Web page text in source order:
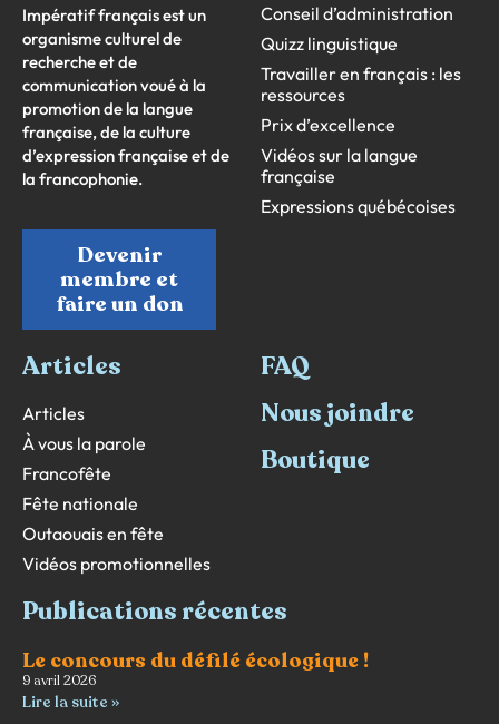
Impératif français est un
organisme culturel de
recherche et de
communication voué à la
promotion de la langue
française, de la culture
d’expression française et de
la francophonie.
Devenir
membre et
faire un don
Conseil d’administration
Quizz linguistique
Travailler en français : les
ressources
Prix d’excellence
Vidéos sur la langue
française
Expressions québécoises
Articles
Articles
À vous la parole
Francofête
Fête nationale
Outaouais en fête
Vidéos promotionnelles
FAQ
Nous joindre
Boutique
Publications récentes
Le concours du défilé écologique !
9 avril 2026
Lire la suite »